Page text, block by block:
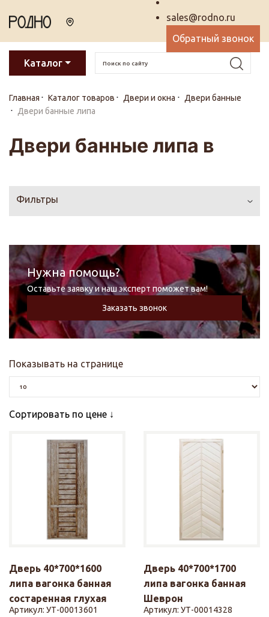
sales@rodno.ru
Обратный звонок
Каталог
Главная Каталог товаров Двери и окна
Двери банные
Двери банные липа
Двери банные липа в
Фильтры
Нужна помощь?
Оставьте заявку и наш эксперт поможет вам!
Заказать звонок
Показывать на странице
Сортировать по цене
Дверь 40*700*1600
липа вагонка банная
состаренная глухая
Артикул: УТ-00013601
Дверь 40*700*1700
липа вагонка банная
Шеврон
Артикул: УТ-00014328